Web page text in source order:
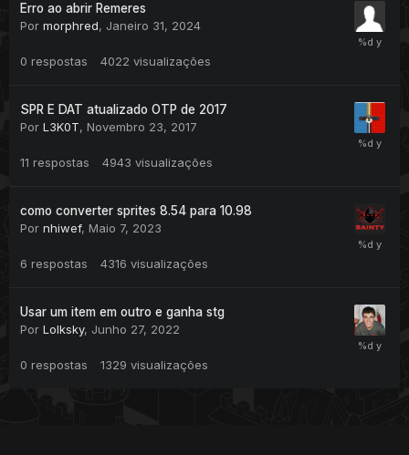
Erro ao abrir Remeres
Por morphred, Janeiro 31, 2024
0 respostas 4022 visualizações
SPR E DAT atualizado OTP de 2017
Por L3K0T, Novembro 23, 2017
11 respostas 4943 visualizações
como converter sprites 8.54 para 10.98
Por nhiwef, Maio 7, 2023
6 respostas 4316 visualizações
Usar um item em outro e ganha stg
Por Lolksky, Junho 27, 2022
0 respostas 1329 visualizações